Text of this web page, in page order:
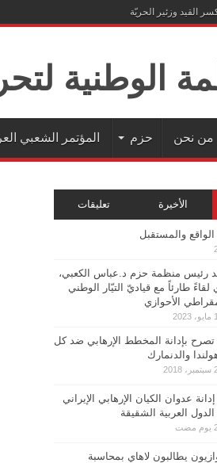
القيد وزئير الحريّة
الوطنية
من نحن حزم المؤتمر الشعبي
الأخيرة تعليقات
الواقع والمستقبل
رئيس منظمة حزم د.عباس الكعبي،
لقاءً طارئاً مع قياديّ التيّار الوطني
الأحوازي
بإدانة المخطط الإرهابي ضد كل
والدنمارك
عدوان الكيان الإرهابي الإيراني
العربية الشقيقة
يطالبون لاهاي بمحاسبة